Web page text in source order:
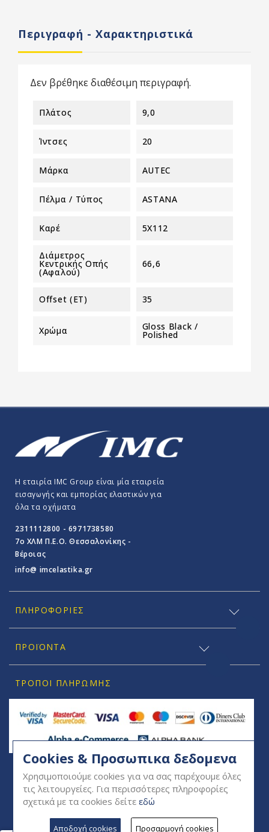
Περιγραφή - Χαρακτηριστικά
Δεν βρέθηκε διαθέσιμη περιγραφή.
Πλάτος 9,0
Ίντσες 20
Μάρκα AUTEC
Πέλμα / Τύπος ASTANA
Καρέ 5X112
Διάμετρος
Κεντρικής Οπής
(αφαλού)
66,6
Offset (ET) 35
Χρώμα Gloss Black /
Polished
Η εταιρία IMC Group είναι μία εταιρεία
εισαγωγής και εμπορίας ελαστικών για
όλα τα οχήματα
2311112800 - 6971738580
7o ΧΛΜ Π.E.O. Θεσσαλονίκης -
Βέροιας
info@ imcelastika.gr
ΠΛΗΡΟΦΟΡΊΕΣ
ΠΡΟΪΟΝΤΑ
ΤΡΌΠΟΙ ΠΛΗΡΩΜΉΣ
SOCIAL
Cookies & Προσωπικα δεδομενα
Χρησιμοποιούμε cookies για να σας παρέχουμε όλες
τις λειτουργείες. Για περισσότερες πληροφορίες
σχετικά με τα cookies δείτε εδώ
Αποδοχή cookies Προσαρμογή cookies